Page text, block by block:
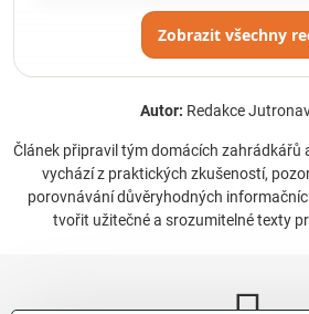
Zobrazit všechny
Autor: Redakce
Článek připravil tým domácích zahrádkářů
vychází z praktických zkušeností,
porovnávání důvěryhodných
tvořit užitečné a srozumitelné texty